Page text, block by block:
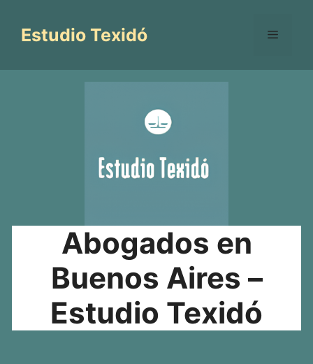
contenido
Estudio Texidó Menú
Abogados en
Buenos Aires –
Estudio Texidó